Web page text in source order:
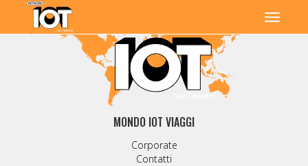
MONDO IOT VIAGGI
Corporate
Contatti